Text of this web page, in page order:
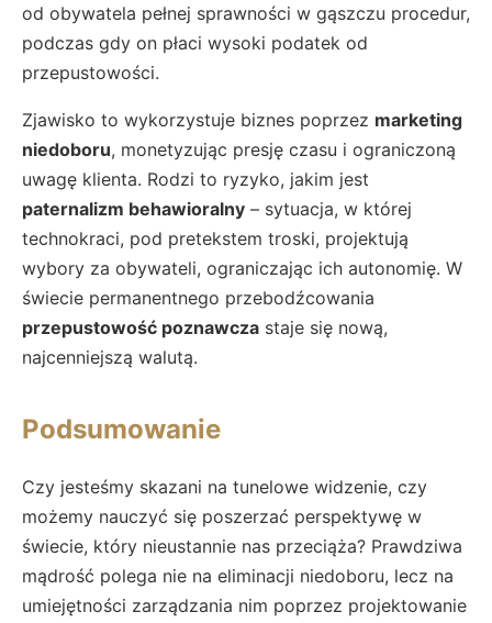
od obywatela pełnej sprawności w gąszczu procedur,
podczas gdy on płaci wysoki podatek od
przepustowości.
Zjawisko to wykorzystuje biznes poprzez marketing
niedoboru, monetyzując presję czasu i ograniczoną
uwagę klienta. Rodzi to ryzyko, jakim jest
paternalizm behawioralny – sytuacja, w której
technokraci, pod pretekstem troski, projektują
wybory za obywateli, ograniczając ich autonomię. W
świecie permanentnego przebodźcowania
przepustowość poznawcza staje się nową,
najcenniejszą walutą.
Podsumowanie
Czy jesteśmy skazani na tunelowe widzenie, czy
możemy nauczyć się poszerzać perspektywę w
świecie, który nieustannie nas przeciąża? Prawdziwa
mądrość polega nie na eliminacji niedoboru, lecz na
umiejętności zarządzania nim poprzez projektowanie